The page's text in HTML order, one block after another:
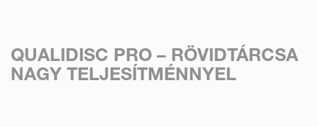
QUALIDISC PRO – RÖVIDTÁRCSA
NAGY TELJESÍTMÉNNYEL